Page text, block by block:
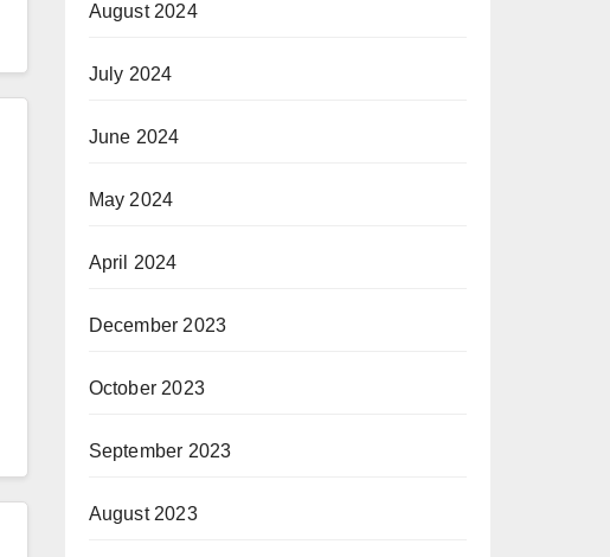
August 2024
July 2024
June 2024
May 2024
April 2024
December 2023
October 2023
September 2023
August 2023